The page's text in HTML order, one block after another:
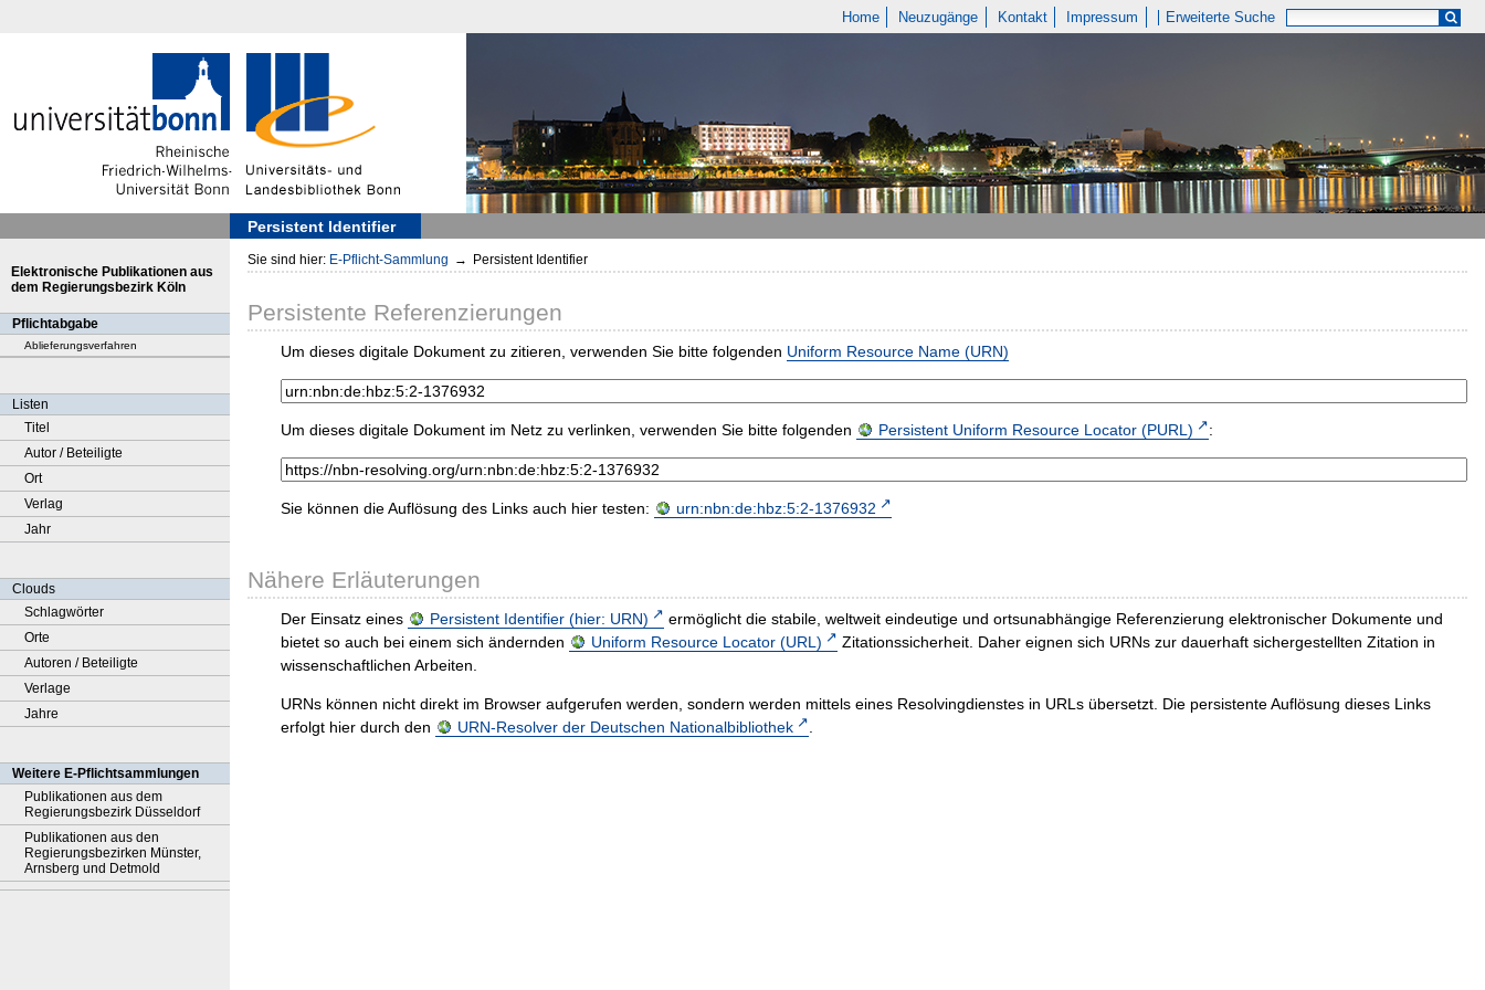
Home Neuzugänge Kontakt Impressum Erweiterte Suche
Persistent Identifier
Elektronische Publikationen aus
dem Regierungsbezirk Köln
Pflichtabgabe
Ablieferungsverfahren
Listen
Titel
Autor / Beteiligte
Ort
Verlag
Jahr
Clouds
Schlagwörter
Orte
Autoren / Beteiligte
Verlage
Jahre
Weitere E-Pflichtsammlungen
Publikationen aus dem
Regierungsbezirk Düsseldorf
Publikationen aus den
Regierungsbezirken Münster,
Arnsberg und Detmold
Sie sind hier: E-Pflicht-Sammlung → Persistent Identifier
Persistente Referenzierungen
Um dieses digitale Dokument zu zitieren, verwenden Sie bitte folgenden Uniform Resource Name (URN)
Um dieses digitale Dokument im Netz zu verlinken, verwenden Sie bitte folgenden Persistent Uniform Resource Locator (PURL) :
Sie können die Auflösung des Links auch hier testen: urn:nbn:de:hbz:5:2-1376932
Nähere Erläuterungen
Der Einsatz eines Persistent Identifier (hier: URN)
ermöglicht die stabile, weltweit eindeutige und ortsunabhängige Referenzierung elektronischer Dokumente und
bietet so auch bei einem sich ändernden
Uniform Resource Locator (URL)
Zitationssicherheit. Daher eignen sich URNs zur dauerhaft sichergestellten Zitation in
wissenschaftlichen Arbeiten.
URNs können nicht direkt im Browser aufgerufen werden, sondern werden mittels eines Resolvingdienstes in URLs übersetzt. Die persistente Auflösung dieses Links
erfolgt hier durch den
URN-Resolver der Deutschen Nationalbibliothek .